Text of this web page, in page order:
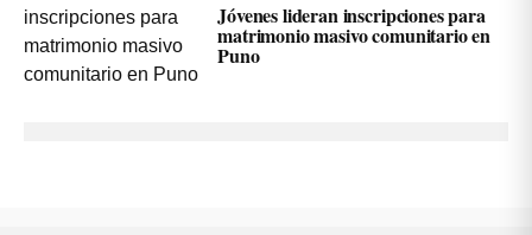
Jóvenes lideran inscripciones para
matrimonio masivo comunitario en
Puno